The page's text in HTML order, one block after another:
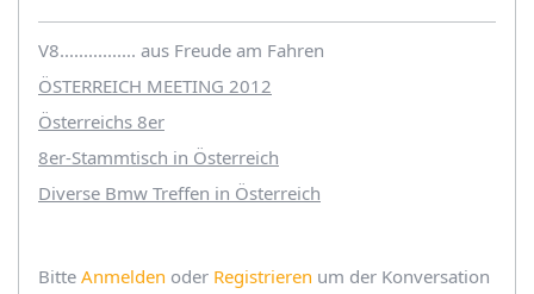
V8................ aus Freude am Fahren
ÖSTERREICH MEETING 2012
Österreichs 8er
8er-Stammtisch in Österreich
Diverse Bmw Treffen in Österreich
Bitte Anmelden oder Registrieren um der Konversation